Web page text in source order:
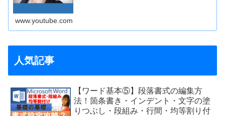
www.youtube.com
人気記事
【ワード基本⑤】段落書式の編集方
法！箇条書き・インデント・文字の塗
りつぶし・段組み・行間・均等割り付